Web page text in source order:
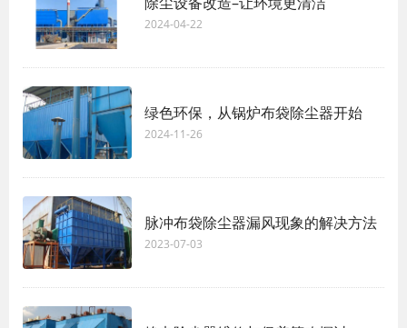
2024-04-22
绿色环保，从锅炉布袋除尘器开始
2024-11-26
脉冲布袋除尘器漏风现象的解决方法
2023-07-03